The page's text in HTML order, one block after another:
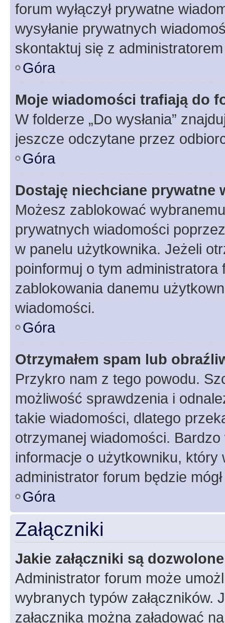
forum wyłączył prywatne
wysyłanie prywatnych
skontaktuj się z
Góra
Moje wiadomości trafiają do
W folderze „Do wysłania”
jeszcze odczytane przez
Góra
Dostaję niechciane prywatne
Możesz zablokować
prywatnych wiadomości
w panelu użytkownika. Jeżeli
poinformuj o tym
zablokowania danemu
wiadomości.
Góra
Otrzymałem spam lub
Przykro nam z tego powodu.
możliwość sprawdzenia i
takie wiadomości, dlatego
otrzymanej wiadomości.
informacje o użytkowniku, który
administrator forum będzie
Góra
Załączniki
Jakie załączniki są
Administrator forum może
wybranych typów załączników.
załącznika można załadować